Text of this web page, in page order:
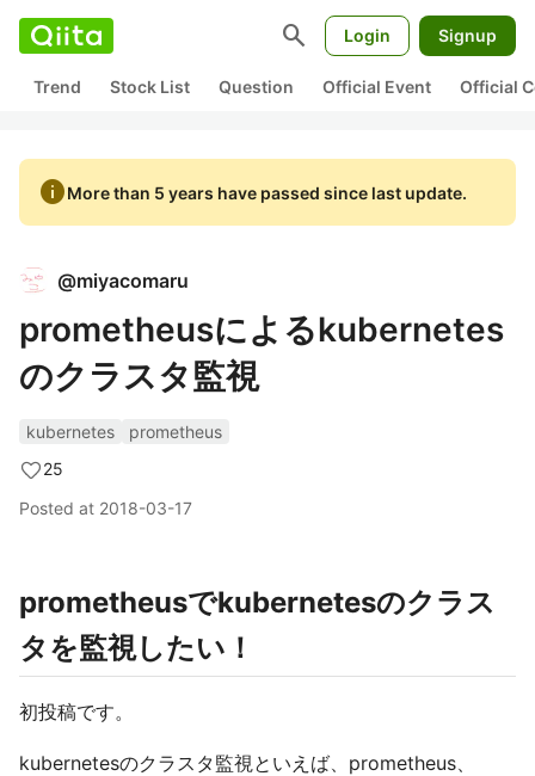
search Login Signup
Trend Stock List Question Official Event Official
infoMore than 5 years have passed since last update.
@miyacomaru
prometheusによるkubernetes
のクラスタ監視
kubernetes
prometheus
25
Posted at 2018-03-17
prometheusでkubernetesのクラス
タを監視したい！
初投稿です。
kubernetesのクラスタ監視といえば、prometheus、